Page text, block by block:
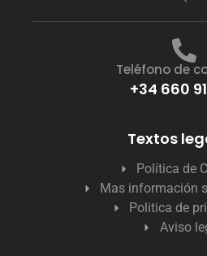
Teléfono de
+34 660 91
Textos
Política de
Mas información
Politica de
Aviso